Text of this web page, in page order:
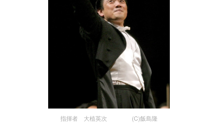
指揮者 大植英次 (C)飯島隆